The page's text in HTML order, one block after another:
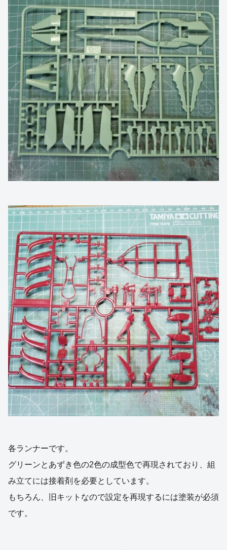
各ランナーです。
グリーンとあずき色の2色の成型色で再現されており、組
み立てには接着剤を必要としています。
もちろん、旧キットなので設定を再現するには塗装が必須
です。